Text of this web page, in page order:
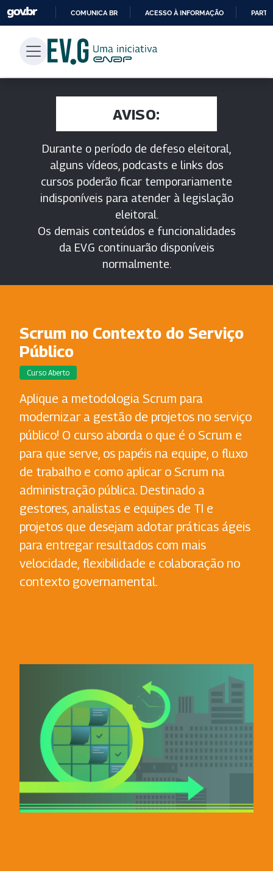
PARA
CONTEÚDO
COMUNICA BR ACESSO À INFORMAÇÃO
AVISO:
Durante o período de defeso eleitoral,
alguns vídeos, podcasts e links dos
cursos poderão ficar temporariamente
indisponíveis para atender à legislação
eleitoral.
Os demais conteúdos e funcionalidades
da EV.G continuarão disponíveis
normalmente.
Scrum no Contexto do Serviço
Público
Curso Aberto
Aplique a metodologia Scrum para
modernizar a gestão de projetos no serviço
público! O curso aborda o que é o Scrum e
para que serve, os papéis na equipe, o fluxo
de trabalho e como aplicar o Scrum na
administração pública. Destinado a
gestores, analistas e equipes de TI e
projetos que desejam adotar práticas ágeis
para entregar resultados com mais
velocidade, flexibilidade e colaboração no
contexto governamental.